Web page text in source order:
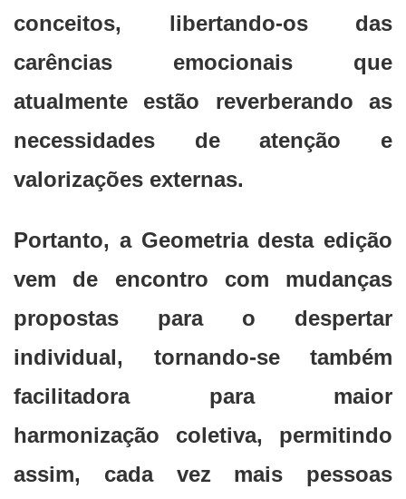
conceitos, libertando-os das
carências emocionais que
atualmente estão reverberando as
necessidades de atenção e
valorizações externas.
Portanto, a Geometria desta edição
vem de encontro com mudanças
propostas para o despertar
individual, tornando-se também
facilitadora para maior
harmonização coletiva, permitindo
assim, cada vez mais pessoas